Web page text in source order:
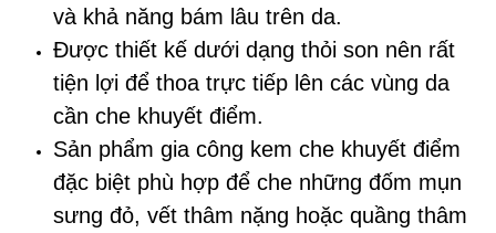
và khả năng bám lâu trên da.
Được thiết kế dưới dạng thỏi son nên rất
tiện lợi để thoa trực tiếp lên các vùng da
cần che khuyết điểm.
Sản phẩm gia công kem che khuyết điểm
đặc biệt phù hợp để che những đốm mụn
sưng đỏ, vết thâm nặng hoặc quầng thâm